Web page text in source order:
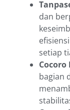
dan
setiap
Cocoro
bagian